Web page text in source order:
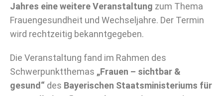
Jahres eine weitere Veranstaltung zum Thema
Frauengesundheit und Wechseljahre. Der Termin
wird rechtzeitig bekanntgegeben.
Die Veranstaltung fand im Rahmen des
Schwerpunktthemas „Frauen – sichtbar &
gesund“ des Bayerischen Staatsministeriums für